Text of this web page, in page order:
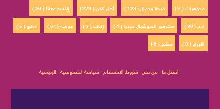
إتفسح معانا ( 26 )
أهل الفن ( 223 ) صحة وجمال ( 123 )
مجوهرات ( 5 )
ديكور ( 5 )
موضة ( 54 ) زفاف ( 3 ) مشاهير السوشيال ميديا ( 4 )
ادم ( 30 )
مطبخ ( 6 )
الأبراج ( 0 )
الرئيسية سياسة الخصوصية شروط الاستخدام من نحن اتصل بنا